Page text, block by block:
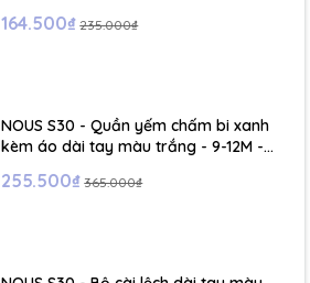
164.500₫ 235.000₫
NOUS S30 - Quần yếm chấm bi xanh
kèm áo dài tay màu trắng - 9-12M -
255.500₫ 365.000₫